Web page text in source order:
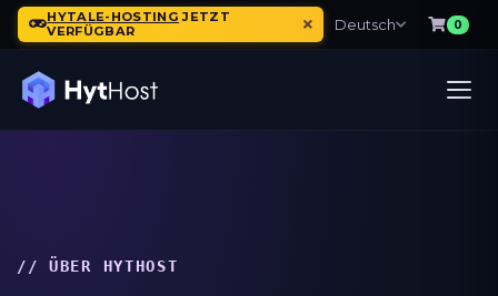
HYTALE-HOSTING JETZT
VERFÜGBAR
Deutsch 0
// ÜBER HYTHOST